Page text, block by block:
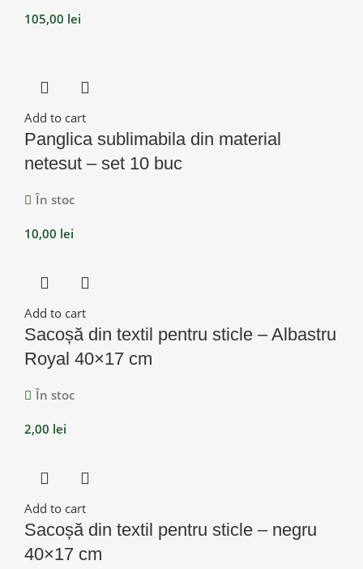
105,00 lei
Add to cart
Panglica sublimabila din material
netesut – set 10 buc
În stoc
10,00 lei
Add to cart
Sacoșă din textil pentru sticle – Albastru
Royal 40×17 cm
În stoc
2,00 lei
Add to cart
Sacoșă din textil pentru sticle – negru
40×17 cm